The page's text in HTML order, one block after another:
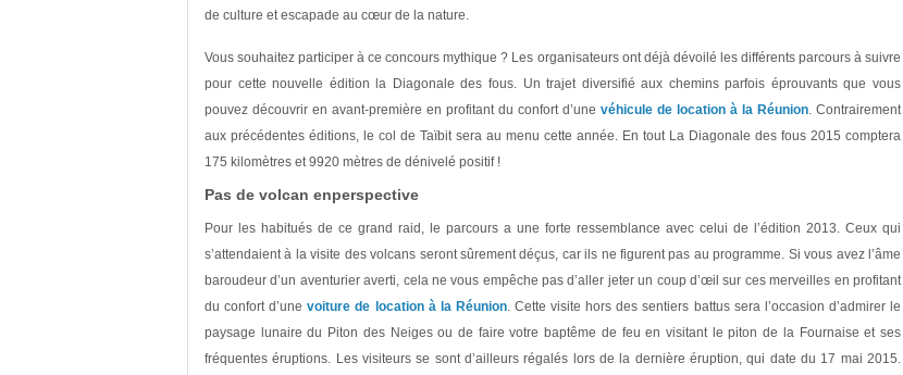
de culture et escapade au cœur de la nature.
Vous souhaitez participer à ce concours mythique ? Les organisateurs ont déjà dévoilé les différents parcours à suivre
pour cette nouvelle édition la Diagonale des fous. Un trajet diversifié aux chemins parfois éprouvants que vous
pouvez découvrir en avant-première en profitant du confort d’une véhicule de location à la Réunion. Contrairement
aux précédentes éditions, le col de Taïbit sera au menu cette année. En tout La Diagonale des fous 2015 comptera
175 kilomètres et 9920 mètres de dénivelé positif !
Pas de volcan enperspective
Pour les habitués de ce grand raid, le parcours a une forte ressemblance avec celui de l’édition 2013. Ceux qui
s’attendaient à la visite des volcans seront sûrement déçus, car ils ne figurent pas au programme. Si vous avez l’âme
baroudeur d’un aventurier averti, cela ne vous empêche pas d’aller jeter un coup d’œil sur ces merveilles en profitant
du confort d’unevoiture de location à la Réunion. Cette visite hors des sentiers battus sera l’occasion d’admirer le
paysage lunaire du Piton des Neiges ou de faire votre baptême de feu en visitant le piton de la Fournaise et ses
fréquentes éruptions. Les visiteurs se sont d’ailleurs régalés lors de la dernière éruption, qui date du 17 mai 2015.